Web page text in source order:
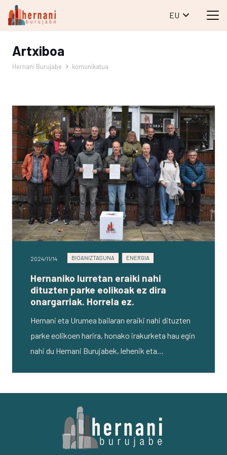
EU
Artxiboa
Hernani Burujabe komunikatua
2024/11/14 BIOANIZTASUNA ENERGIA
Hernaniko lurretan eraiki nahi
dituzten parke eolikoak ez dira
onargarriak. Horrela ez.
Hernani eta Urumea bailaran eraiki nahi dituzten
parke eolikoen harira, honako irakurketa hau egin
nahi du Hernani Burujabek, lehenik eta…